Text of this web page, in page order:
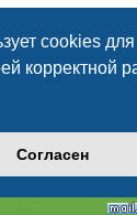
cookies для
корректной
Согласен
Memory Usage: 2.15
© phpBB Guru,
Powered by
Style byArtodia